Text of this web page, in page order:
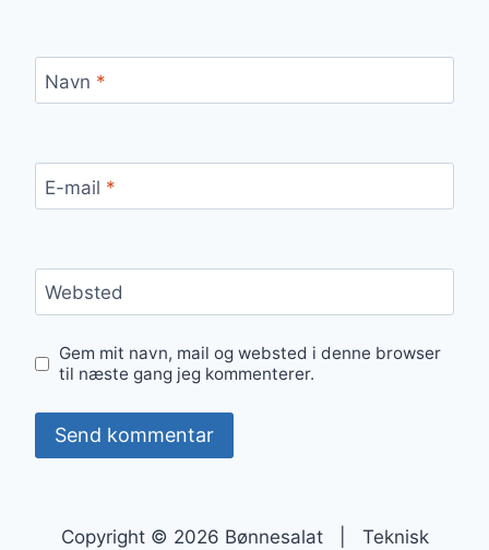
Navn *
E-mail *
Websted
Gem mit navn, mail og websted i denne browser
til næste gang jeg kommenterer.
Copyright © 2026 Bønnesalat | Teknisk